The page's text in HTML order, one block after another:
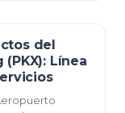
del
Línea